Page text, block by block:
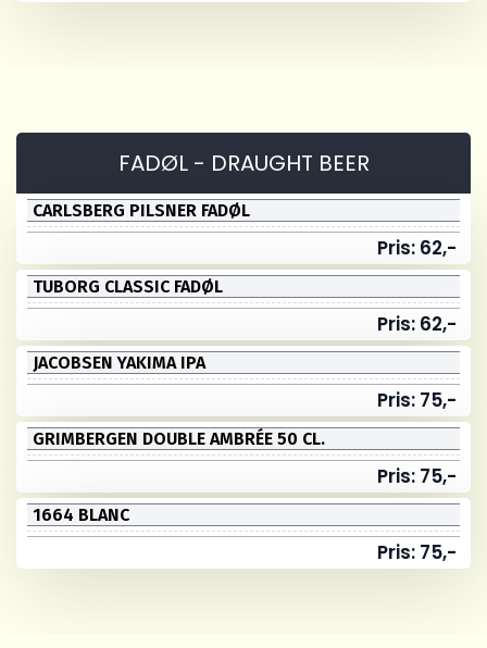
FADØL - DRAUGHT BEER
CARLSBERG PILSNER FADØL
Pris: 62,-
TUBORG CLASSIC FADØL
Pris: 62,-
JACOBSEN YAKIMA IPA
Pris: 75,-
GRIMBERGEN DOUBLE AMBRÉE 50 CL.
Pris: 75,-
1664 BLANC
Pris: 75,-